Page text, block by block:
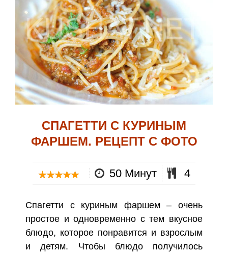
СПАГЕТТИ С КУРИНЫМ
ФАРШЕМ. РЕЦЕПТ С ФОТО
50 Минут 4
Спагетти с куриным фаршем – очень
простое и одновременно с тем вкусное
блюдо, которое понравится и взрослым
и детям. Чтобы блюдо получилось